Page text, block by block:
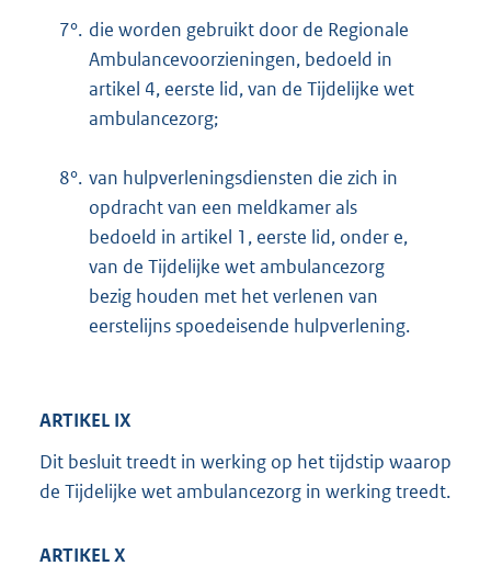
7°. die worden gebruikt door de Regionale
Ambulancevoorzieningen, bedoeld in
artikel 4, eerste lid, van de Tijdelijke wet
ambulancezorg;
8°. van hulpverleningsdiensten die zich in
opdracht van een meldkamer als
bedoeld in artikel 1, eerste lid, onder e,
van de Tijdelijke wet ambulancezorg
bezig houden met het verlenen van
eerstelijns spoedeisende hulpverlening.
ARTIKEL IX
Dit besluit treedt in werking op het tijdstip waarop
de Tijdelijke wet ambulancezorg in werking treedt.
ARTIKEL X